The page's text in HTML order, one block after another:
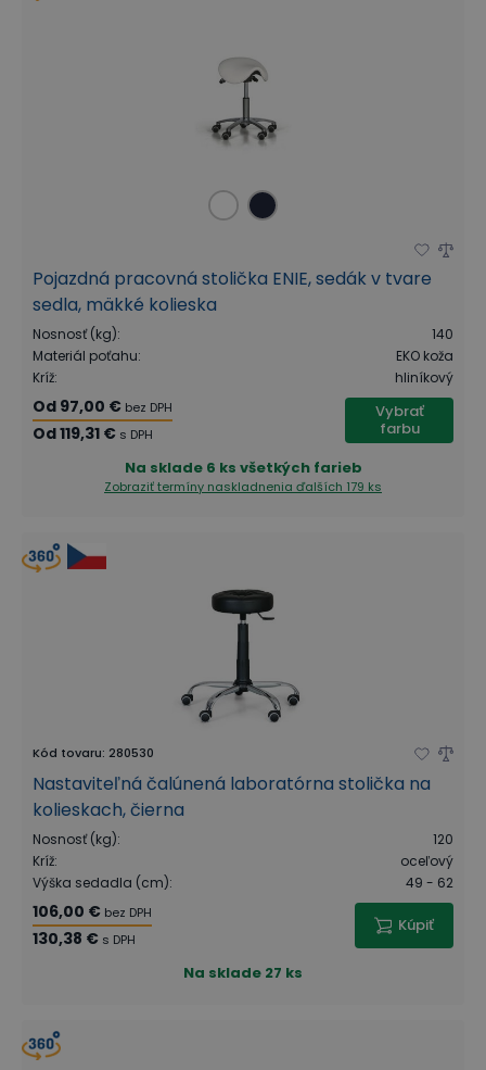
Pojazdná pracovná stolička ENIE, sedák v tvare
sedla, mäkké kolieska
Nosnosť (kg):
140
Materiál poťahu:
EKO koža
Kríž: hliníkový
Od 97,00 € bez DPH
Od119,31 € s DPH
Vybrať
farbu
Na sklade 6 ks všetkých farieb
Zobraziť termíny naskladnenia ďalších 179 ks
Kód tovaru: 280530
Nastaviteľná čalúnená laboratórna stolička na
kolieskach, čierna
Nosnosť (kg):
120
Kríž:
oceľový
Výška sedadla (cm): 49 - 62
106,00 € bez DPH
130,38 € s DPH
Kúpiť
Na sklade 27 ks